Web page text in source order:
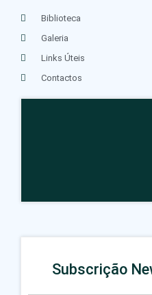
Biblioteca
Galeria
Links Úteis
Contactos
Subscrição